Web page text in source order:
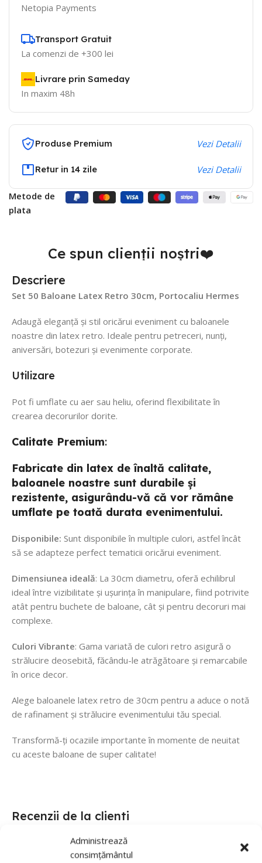
Administrează
consimțământul
Netopia Payments
Transport Gratuit
La comenzi de +300 lei
Livrare prin Sameday
In maxim 48h
Produse Premium Vezi Detalii
Retur in 14 zile Vezi Detalii
Metode de
plata
Ce spun clienții noștri❤️
Descriere
Set 50 Baloane Latex Retro 30cm, Portocaliu Hermes
Adaugă eleganță și stil oricărui eveniment cu baloanele
noastre din latex retro. Ideale pentru petreceri, nunți,
aniversări, botezuri și evenimente corporate.
Utilizare
Pot fi umflate cu aer sau heliu, oferind flexibilitate în
crearea decorurilor dorite.
Calitate Premium:
Fabricate din latex de înaltă calitate,
baloanele noastre sunt durabile și
rezistente, asigurându-vă că vor rămâne
umflate pe toată durata evenimentului.
Disponibile: Sunt disponibile în multiple culori, astfel încât
să se adapteze perfect tematicii oricărui eveniment.
Dimensiunea ideală: La 30cm diametru, oferă echilibrul
ideal între vizibilitate și ușurința în manipulare, fiind potrivite
atât pentru buchete de baloane, cât și pentru decoruri mai
complexe.
Culori Vibrante: Gama variată de culori retro asigură o
strălucire deosebită, făcându-le atrăgătoare și remarcabile
în orice decor.
Alege baloanele latex retro de 30cm pentru a aduce o notă
de rafinament și strălucire evenimentului tău special.
Transformă-ți ocaziile importante în momente de neuitat
cu aceste baloane de super calitate!
Recenzii de la clienti